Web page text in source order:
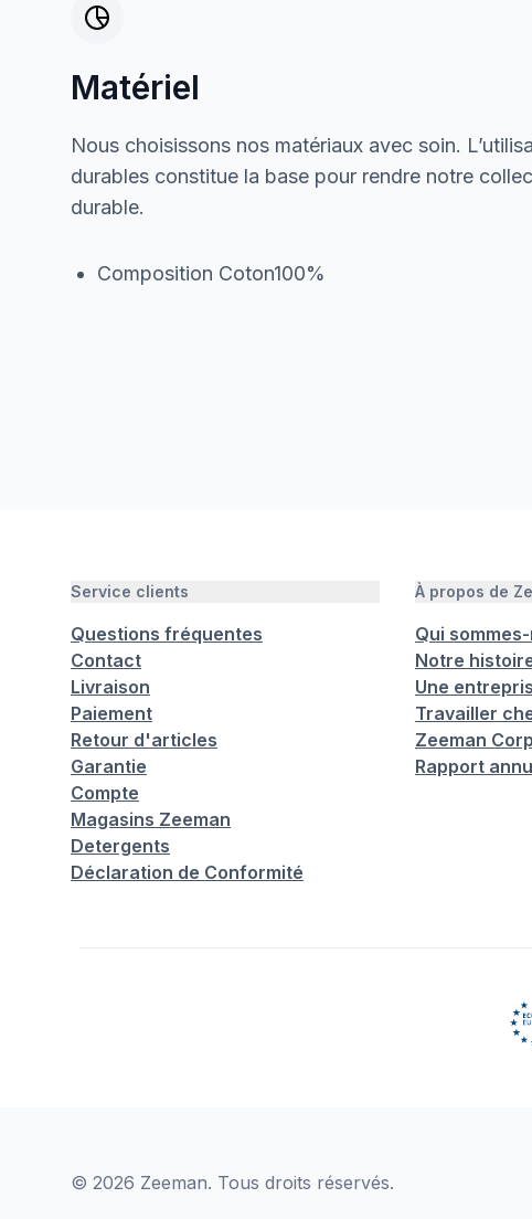
Matériel
Nous choisissons nos matériaux avec soin.
durables constitue la base pour rendre notre
durable.
Composition Coton100%
Service clients
Questions fréquentes
Contact
Livraison
Paiement
Retour d'articles
Garantie
Compte
Magasins Zeeman
Detergents
Déclaration de Conformité
À propos de
Qui
Notre
Une
Travailler
Zeeman
Rapport
© 2026 Zeeman. Tous droits réservés.